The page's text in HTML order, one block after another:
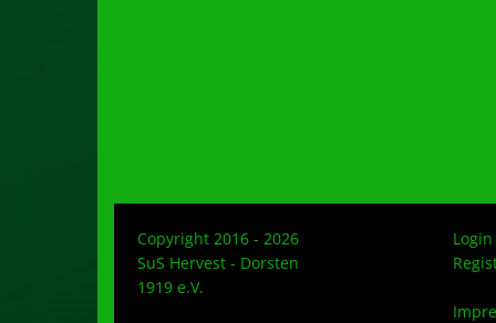
Copyright 2016 - 2026
SuS Hervest - Dorsten
1919 e.V.
Login